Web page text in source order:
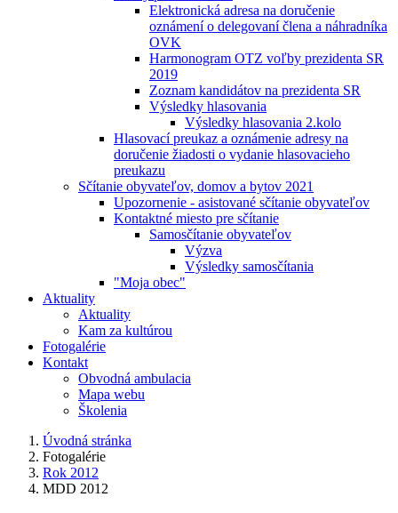
Elektronická adresa na doručenie
oznámení o delegovaní člena a náhradníka
OVK
Harmonogram OTZ voľby prezidenta SR
2019
Zoznam kandidátov na prezidenta SR
Výsledky hlasovania
Výsledky hlasovania 2.kolo
Hlasovací preukaz a oznámenie adresy na
doručenie žiadosti o vydanie hlasovacieho
preukazu
Sčítanie obyvateľov, domov a bytov 2021
Upozornenie - asistované sčítanie obyvateľov
Kontaktné miesto pre sčítanie
Samosčítanie obyvateľov
Výzva
Výsledky samosčítania
"Moja obec"
Aktuality
Aktuality
Kam za kultúrou
Fotogalérie
Kontakt
Obvodná ambulacia
Mapa webu
Školenia
Úvodná stránka
Fotogalérie
Rok 2012
MDD 2012